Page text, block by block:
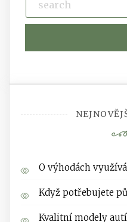
O výhodách
Když potřebujete
Kvalitní modely